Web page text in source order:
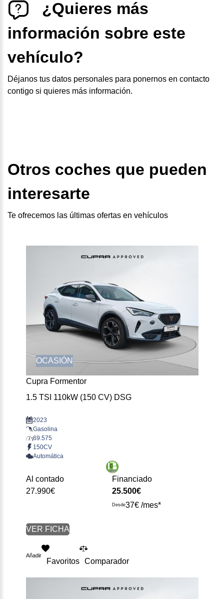
¿Quieres más
información sobre este
vehículo?
Déjanos tus datos personales para ponernos en contacto
contigo si quieres más información.
Otros coches que pueden
interesarte
Te ofrecemos las últimas ofertas en vehículos
OCASIÓN
Cupra Formentor
1.5 TSI 110kW (150 CV) DSG
2023
Gasolina
69.575
150CV
Automática
Al contado
27.990€
Financiado
25.500€
Desde37€ /mes*
VER FICHA
Añadir
Favoritos Comparador